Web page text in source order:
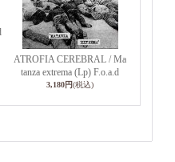
ATROFIA CEREBRAL / Ma
tanza extrema (Lp) F.o.a.d
3,180円(税込)